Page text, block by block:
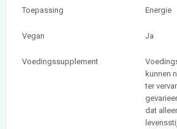
Toepassing Energie
Vegan Ja
Voedingssupplement
kunnen
ter
dat